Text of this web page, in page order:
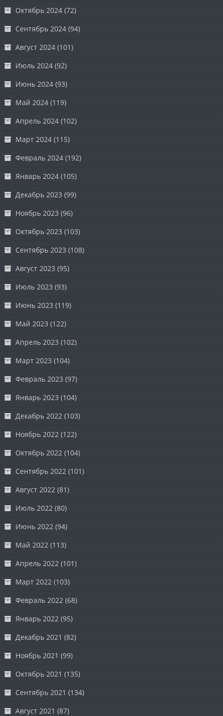
Октябрь 2024 (72)
Сентябрь 2024 (94)
Август 2024 (101)
Июль 2024 (92)
Июнь 2024 (93)
Май 2024 (119)
Апрель 2024 (102)
Март 2024 (115)
Февраль 2024 (192)
Январь 2024 (105)
Декабрь 2023 (99)
Ноябрь 2023 (96)
Октябрь 2023 (103)
Сентябрь 2023 (108)
Август 2023 (95)
Июль 2023 (93)
Июнь 2023 (119)
Май 2023 (122)
Апрель 2023 (102)
Март 2023 (104)
Февраль 2023 (97)
Январь 2023 (104)
Декабрь 2022 (103)
Ноябрь 2022 (122)
Октябрь 2022 (104)
Сентябрь 2022 (101)
Август 2022 (81)
Июль 2022 (80)
Июнь 2022 (94)
Май 2022 (113)
Апрель 2022 (101)
Март 2022 (103)
Февраль 2022 (68)
Январь 2022 (95)
Декабрь 2021 (82)
Ноябрь 2021 (99)
Октябрь 2021 (135)
Сентябрь 2021 (134)
Август 2021 (87)